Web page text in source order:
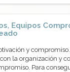
Equipos
y compromiso.
la organización y
Para